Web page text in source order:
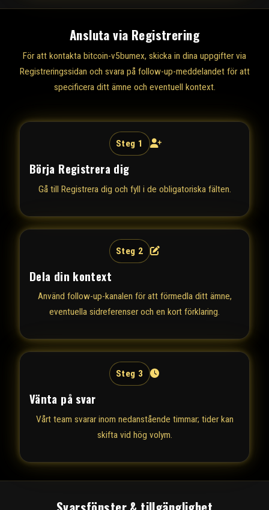
Ansluta via Registrering
För att kontakta bitcoin-v5bumex, skicka in dina uppgifter via
Registreringssidan och svara på follow-up-meddelandet för att
specificera ditt ämne och eventuell kontext.
Steg 1
Börja Registrera dig
Gå till Registrera dig och fyll i de obligatoriska fälten.
Steg 2
Dela din kontext
Använd follow-up-kanalen för att förmedla ditt ämne,
eventuella sidreferenser och en kort förklaring.
Steg 3
Vänta på svar
Vårt team svarar inom nedanstående timmar; tider kan
skifta vid hög volym.